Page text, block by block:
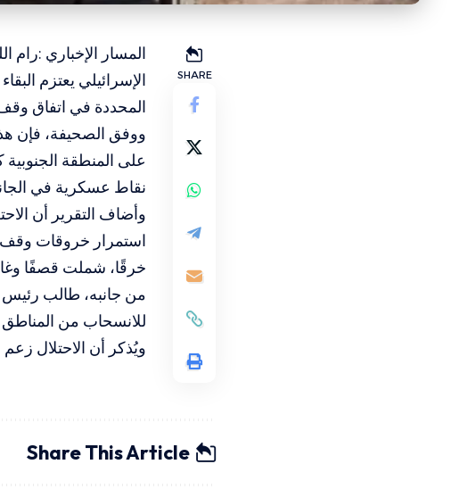
SHARE
المسار الإخباري :رام
الإسرائيلي يعتزم
المحددة في اتفاق وقف إطلاق
ووفق الصحيفة، فإن
على المنطقة الجنوبية
نقاط عسكرية في
وأضاف التقرير أن
خرقًا، شملت قصفًا
من جانبه، طالب رئيس
للانسحاب من المناطق
ويُذكر أن الاحتلال زعم مقتل 44 عنصرًا من حزب الله خلال الشهر الماضي،
Share This Article